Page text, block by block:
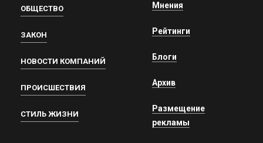
ОБЩЕСТВО
ЗАКОН
НОВОСТИ КОМПАНИЙ
ПРОИСШЕСТВИЯ
СТИЛЬ ЖИЗНИ
Мнения
Рейтинги
Блоги
Архив
Размещение
рекламы